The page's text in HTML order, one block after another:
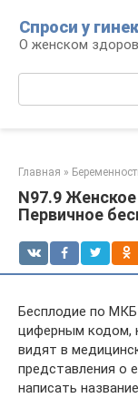
контенту
Спроси у
О женском
Главная »
N97.9
Первичное
Бесплодие по
циферным кодом,
видят в
представления о
написать